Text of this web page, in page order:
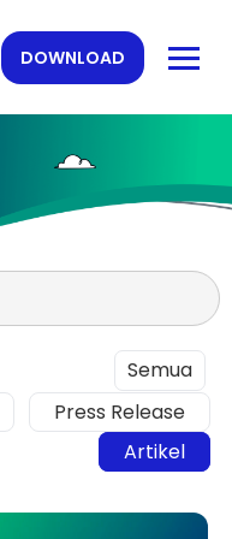
DOWNLOAD
Semua
Press Release
Artikel